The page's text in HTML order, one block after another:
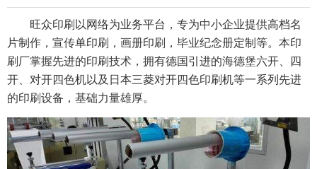
旺众印刷以网络为业务平台，专为中小企业提供高档名
片制作，宣传单印刷，画册印刷，毕业纪念册定制等。本印
刷厂掌握先进的印刷技术，拥有德国引进的海德堡六开、四
开、对开四色机以及日本三菱对开四色印刷机等一系列先进
的印刷设备，基础力量雄厚。